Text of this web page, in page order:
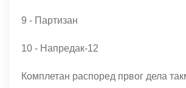
9 - Партизан
10 - Напредак-12
Комплетан распоред првог дела